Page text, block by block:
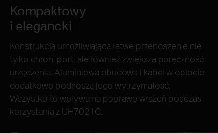
Kompaktowy
i elegancki
Konstrukcja umożliwiająca łatwe przenoszenie nie
tylko chroni port, ale również zwiększa poręczność
urządzenia. Aluminiowa obudowa i kabel w oplocie
dodatkowo podnoszą jego wytrzymałość.
Wszystko to wpływa na poprawę wrażeń podczas
korzystania z UH7021C.